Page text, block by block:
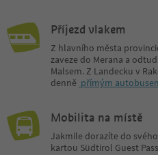
Příjezd vlakem
Z hlavního města
zaveze do Merana a
Malsem. Z Landecku v
denně přímým
Mobilita na místě
Jakmile dorazíte do
kartou Südtirol Guest